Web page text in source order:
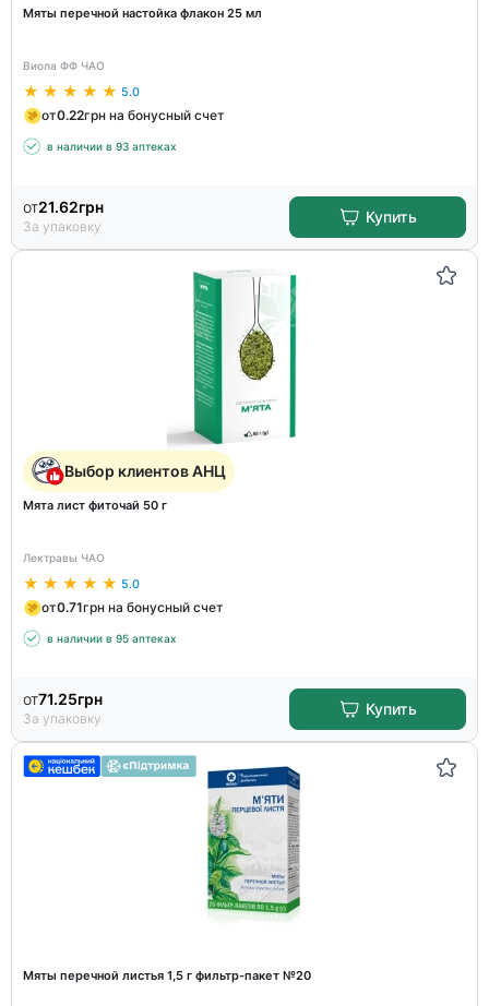
Мяты перечной настойка флакон 25 мл
Виола ФФ ЧАО
5.0
от0.22грн на бонусный счет
в наличии в 93 аптеках
от21.62грн
За упаковку
Купить
Выбор клиентов АНЦ
Мята лист фиточай 50 г
Лектравы ЧАО
5.0
от0.71грн на бонусный счет
в наличии в 95 аптеках
от71.25грн
За упаковку
Купить
Мяты перечной листья 1,5 г фильтр-пакет №20